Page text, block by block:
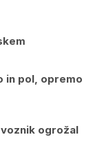
in pol, opremo
ogrožal